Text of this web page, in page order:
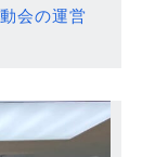
会の運営